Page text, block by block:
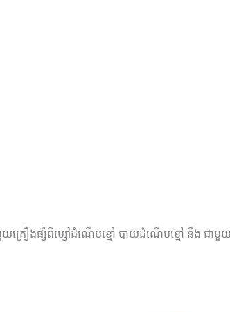
យគ្រឿងផ្សំពីម្សៅដំណើបខ្មៅ បាយដំណើបខ្មៅ នឹង ជាមួ